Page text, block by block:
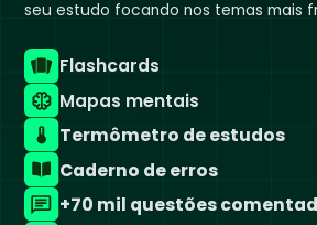
seu estudo focando nos temas mais
Flashcards
Mapas mentais
Termômetro de estudos
Caderno de erros
+70 mil questões